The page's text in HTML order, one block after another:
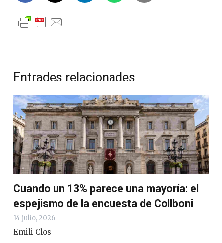
Entrades relacionades
Cuando un 13% parece una mayoría: el
espejismo de la encuesta de Collboni
14 julio, 2026
Emili Clos